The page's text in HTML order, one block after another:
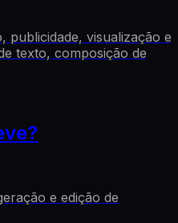
publicidade, visualização e
texto, composição de
e edição de